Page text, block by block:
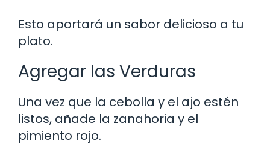
Esto aportará un sabor delicioso a tu
plato.
Agregar las Verduras
Una vez que la cebolla y el ajo estén
listos, añade la zanahoria y el
pimiento rojo.